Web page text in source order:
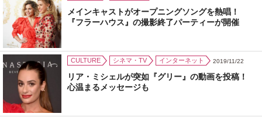
メインキャストがオープニングソングを熱唱！
『フラーハウス』の撮影終了パーティーが開催
CULTURE シネマ・TV インターネット 2019/11/22
リア・ミシェルが突如『グリー』の動画を投稿！
心温まるメッセージも